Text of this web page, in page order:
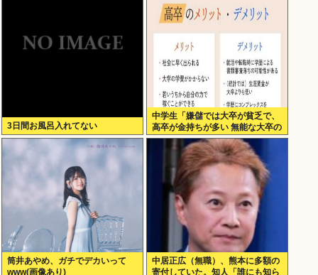
3日間お風呂入れてない
中学生「嫌儲では大卒が貧乏で、
高卒が金持ちが多い 無能な大卒の
集まりw」エックスで一万いいね
筒井あやめ、ガチでデカいって
www(画像あり)
中居正広（無職）、熊本に多額の
寄付していた。知人「誰にも知ら